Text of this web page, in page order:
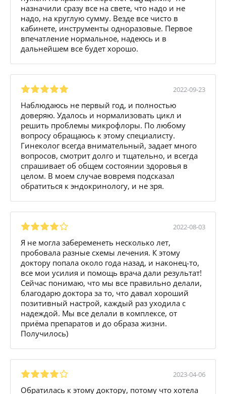
назначили сразу все на свете, что надо и не
надо, на круглую сумму. Везде все чисто в
кабинете, инструменты одноразовые. Первое
впечатление нормальное, надеюсь и в
дальнейшем все будет хорошо.
2022-09-23
Наблюдаюсь не первый год, и полностью
доверяю. Удалось и нормализовать цикл и
решить проблемы микрофлоры. По любому
вопросу обращаюсь к этому специалисту.
Гинеколог всегда внимательный, задает много
вопросов, смотрит долго и тщательно, и всегда
спрашивает об общем состоянии здоровья в
целом. В моем случае вовремя подсказал
обратиться к эндокринологу, и не зря.
2022-08-03
Я не могла забеременеть несколько лет,
пробовала разные схемы лечения. К этому
доктору попала около года назад, и наконец-то,
все мои усилия и помощь врача дали результат!
Сейчас понимаю, что мы все правильно делали,
благодарю доктора за то, что давал хороший
позитивный настрой, каждый раз уходила с
надеждой. Мы все делали в комплексе, от
приёма препаратов и до образа жизни.
Получилось)
2023-04-06
Обратилась к этому доктору, потому что хотела